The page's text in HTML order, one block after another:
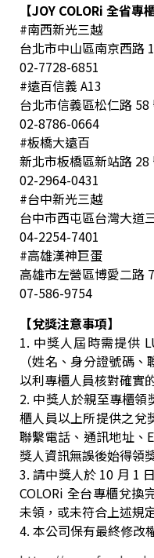
【JOY COLORi 全省專櫃
#南西新光三越
台北市中山區南京西路
02-7728-6851
#遠百信義 A13
台北市信義區松仁路 58
02-8786-0664
#板橋大遠百
新北市板橋區新站路 28
02-2964-0431
#台中新光三越
台中市西屯區台灣大道
04-2254-7401
#高雄漢神巨蛋
高雄市左營區博愛二路
07-586-9754
【兌獎注意事項】
1. 中獎人屆時需提供
（姓名、身分證號碼
以利專櫃人員核對確實
2. 中獎人於親至專櫃
櫃人員以上所提供之兌
聯繫電話、通訊地址、
獎人資訊無誤後始得領
3. 請中獎人於 10 月 1
COLORi 全台專櫃兌換
未領，或未符合上述規
4. 本公司保有最終修改